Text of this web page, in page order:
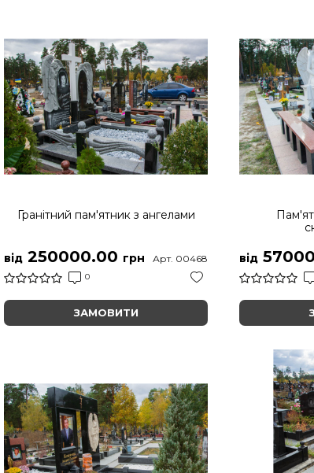
Гранітний пам'ятник з ангелами
від 250000.00 грн
0
Арт. 00468
ЗАМОВИТИ
від